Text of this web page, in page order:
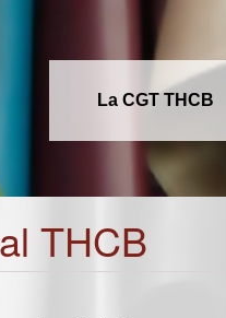
La CGT THCB
THCB